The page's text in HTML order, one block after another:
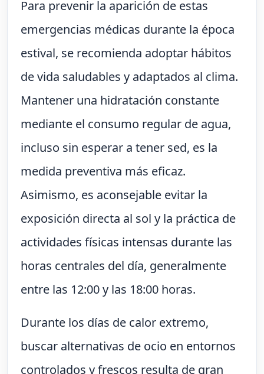
Para prevenir la aparición de estas
emergencias médicas durante la época
estival, se recomienda adoptar hábitos
de vida saludables y adaptados al clima.
Mantener una hidratación constante
mediante el consumo regular de agua,
incluso sin esperar a tener sed, es la
medida preventiva más eficaz.
Asimismo, es aconsejable evitar la
exposición directa al sol y la práctica de
actividades físicas intensas durante las
horas centrales del día, generalmente
entre las 12:00 y las 18:00 horas.
Durante los días de calor extremo,
buscar alternativas de ocio en entornos
controlados y frescos resulta de gran